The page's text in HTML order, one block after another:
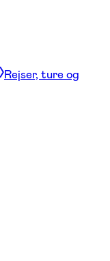
Rejser, ture og